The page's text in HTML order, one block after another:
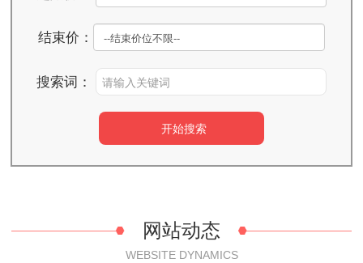
结束价：
搜索词：
网站动态
WEBSITE DYNAMICS